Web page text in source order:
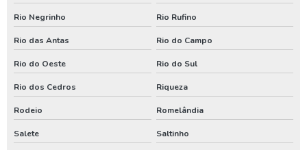
Perfurador de poço em santa catarina
Perfurador de poço no parana
Perfurador de poço no rio grande do sul
Perfuração de poço em santa catarina
Perfuração de poço no parana
Valor de poço artesiano em santa catarina
Rio Negrinho Rio Rufino
Rio das Antas Rio do Campo
Rio do Oeste Rio do Sul
Rio dos Cedros Riqueza
Rodeio Romelândia
Salete Saltinho